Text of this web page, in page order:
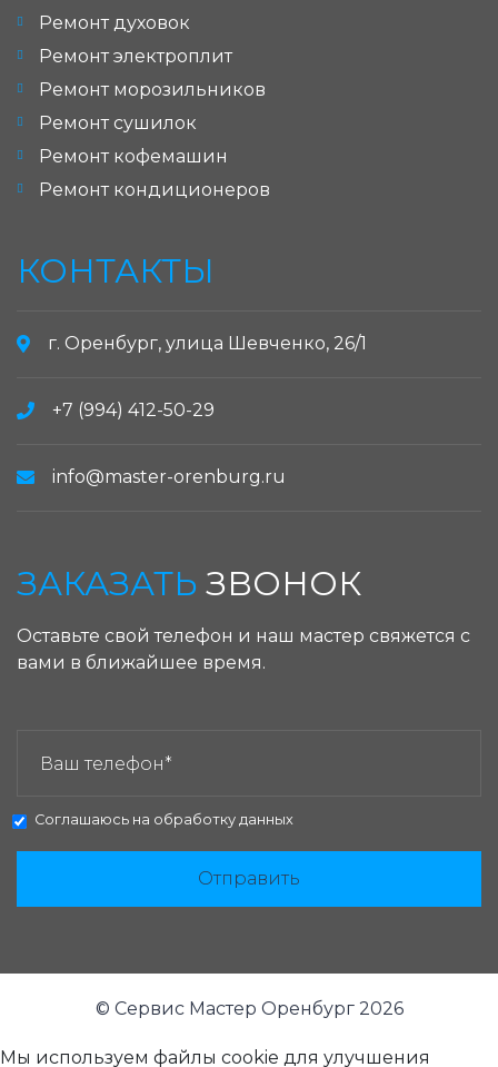
Ремонт духовок
Ремонт электроплит
Ремонт морозильников
Ремонт сушилок
Ремонт кофемашин
Ремонт кондиционеров
КОНТАКТЫ
г. Оренбург, улица Шевченко, 26/1
+7 (994) 412-50-29
info@master-orenburg.ru
ЗАКАЗАТЬ ЗВОНОК
Оставьте свой телефон и наш мастер свяжется с
вами в ближайшее время.
Соглашаюсь на обработку данных
Отправить
© Сервис Мастер Оренбург 2026
Мы используем файлы cookie для улучшения